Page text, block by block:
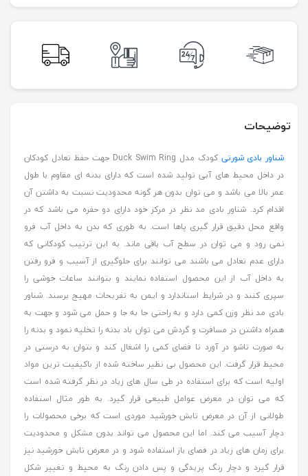
توضیحات
شناور بادی شورتی
کودک مدل Duck Swim Ring جهت حفظ تعادل کودکان
در داخل محیط های آبی تولید شده است که دارای بدنه ای مقاوم با طول
عمر بالا می باشد و می توان بدون هر گونه محدودیت نسبت به داشتن آن
اقدام کرد. شناور بادی مد نظر در مرکز خود دارای دو حفره می باشد که در
واقع محل دقیق قرار گیری پاها است. به طوری که بدن به داخل آب فرو
نمی رود و می توان در سطح آب باقی ماند. به این ترتیب کودکانی که
دارای عدم تعادل می باشند می توانند برای جلوگیری از آسیب و فرو رفتن
به داخل آب از این محصول استفاده نمایند و بتوانند ساعات خوشی را
سپری کنند و در شرایط استاندارد و ایمن به تفریحات مهیج برسند. شناور
بادی مد نظر وزن کمی دارد و به راحتی جا به جا و حمل می شود و جهت به
همراه داشتن در مسافرت و گردش می توان باد بدنه را تخلیه نمود و بدنه را
به صورت تاشو در آورد تا فضای کمی را اشغال کند و بتوان به درستی در
محیط قرار گرفت. این محصول بی نظیر ساخته شده از باکیفیت ترین مواد
اولیه است که برای استفاده در طی سال های زیاد در نظر گرفته شده است
که می توان در معرض عوامل طبیعی قرار گیرد. به طور مثال استفاده
طولانی از آن در معرض تابش خورشید موردی است که برخی محصولات را
دچار آسیب می کند. اما این محصول می تواند بدون مشکل و محدودیت
برای زمان های زیاد در فضای باز استفاده شود و در معرض تابش خورشید نیز
قرار گیرد و دچار رنگ پریدگی و پس دادن رنگ به محیط و تغییر شکل